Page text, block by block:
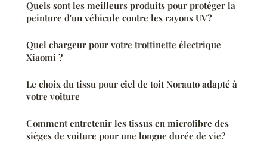
Quels sont les meilleurs produits pour protéger la
peinture d'un véhicule contre les rayons UV?
Quel chargeur pour votre trottinette électrique
Xiaomi ?
Le choix du tissu pour ciel de toit Norauto adapté à
votre voiture
Comment entretenir les tissus en microfibre des
sièges de voiture pour une longue durée de vie?